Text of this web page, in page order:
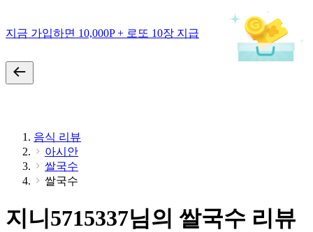
지금 가입하면 10,000P + 로또 10장 지급
음식 리뷰
아시안
쌀국수
쌀국수
지니5715337님의 쌀국수 리뷰